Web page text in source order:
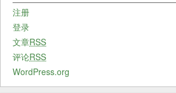
注册
登录
文章RSS
评论RSS
WordPress.org